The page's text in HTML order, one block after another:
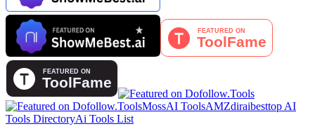
MossAI ToolsAMZdiraibesttop AI
Tools DirectoryAi Tools List